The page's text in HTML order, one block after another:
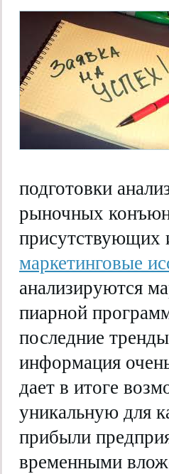
подготовки
рыночных
присутствующих
маркетинговые
анализируются
пиарной
последние
информация
дает в итоге
уникальную для
прибыли
временными